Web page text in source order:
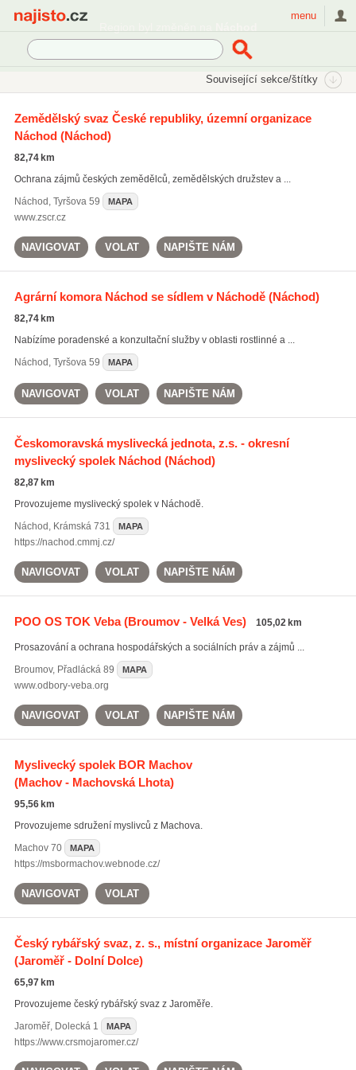
menu
Související sekce/štítky
Práce a kariéra
Spolky chovatelů (205)
Rybářské spolky
Odborové organizace
Zemědělský svaz České republiky, územní organizace
Náchod(Náchod)
82,74 km
Ochrana zájmů českých zemědělců, zemědělských družstev a ...
Náchod , Tyršova 59 MAPA
www.zscr.cz
NAVIGOVAT VOLAT NAPIŠTE NÁM
Agrární komora Náchod se sídlem v Náchodě(Náchod)
82,74 km
Nabízíme poradenské a konzultační služby v oblasti rostlinné a ...
Náchod , Tyršova 59 MAPA
NAVIGOVAT VOLAT NAPIŠTE NÁM
Českomoravská myslivecká jednota, z.s. - okresní
myslivecký spolek Náchod(Náchod)
82,87 km
Provozujeme myslivecký spolek v Náchodě.
Náchod , Krámská 731 MAPA
https://nachod.cmmj.cz/
NAVIGOVAT VOLAT NAPIŠTE NÁM
POO OS TOK Veba(Broumov - Velká Ves) 105,02 km
Prosazování a ochrana hospodářských a sociálních práv a zájmů ...
Broumov, Přadlácká 89 MAPA
www.odbory-veba.org
NAVIGOVAT VOLAT NAPIŠTE NÁM
Myslivecký spolek BOR Machov
(Machov - Machovská Lhota)
95,56 km
Provozujeme sdružení myslivců z Machova.
Machov70 MAPA
https://msbormachov.webnode.cz/
NAVIGOVAT VOLAT
Český rybářský svaz, z. s., místní organizace Jaroměř
(Jaroměř - Dolní Dolce)
65,97 km
Provozujeme český rybářský svaz z Jaroměře.
Jaroměř, Dolecká 1 MAPA
https://www.crsmojaromer.cz/